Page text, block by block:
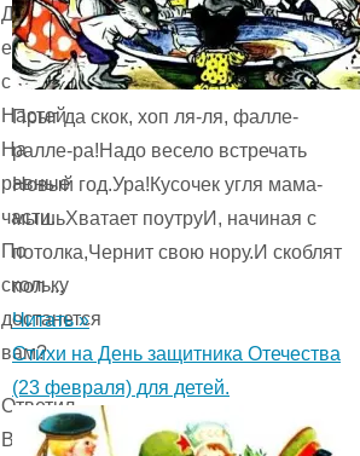
Дели
его
с
Настей
На
равные
части.
По
скольку
достанется
вам?
Ответил
Василий:
Прыг да скок, хоп ля-ля, фалле-
ралле-ра!Надо весело встречать
Новый год.Ура!Кусочек угля мама-
мышьХватает поутруИ, начиная с
потолка,Чернит свою нору.И скоблят
пол ...
Читать »
Стихи на День защитника Отечества
(23 февраля) для детей.